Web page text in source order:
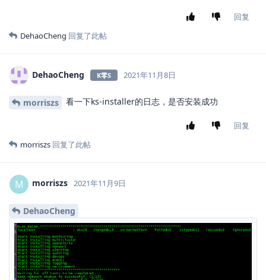
回复
DehaoCheng 回复了此帖
DehaoCheng K零S 2021年11月8日
morriszs 看一下ks-installer的日志，是否安装成功
回复
morriszs 回复了此帖
M morriszs 2021年11月9日
DehaoCheng